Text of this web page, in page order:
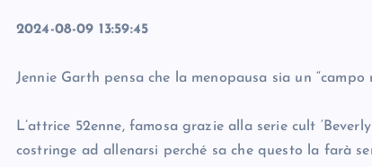
2024-08-09 13:59:45
Jennie Garth pensa che la menopausa sia un
L’attrice 52enne, famosa grazie alla serie cult
costringe ad allenarsi perché sa che questo la farà